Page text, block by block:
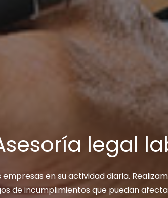
legal
en su actividad diaria.
de incumplimientos que puedan